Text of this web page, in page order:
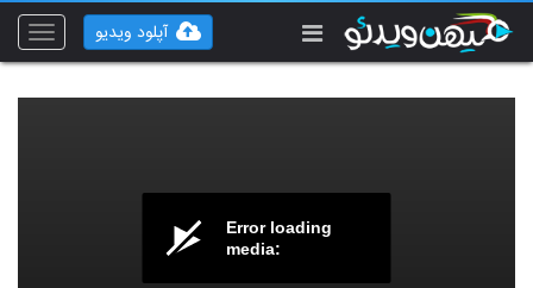
Toggle
آپلود ویدیو
Error loading
media: